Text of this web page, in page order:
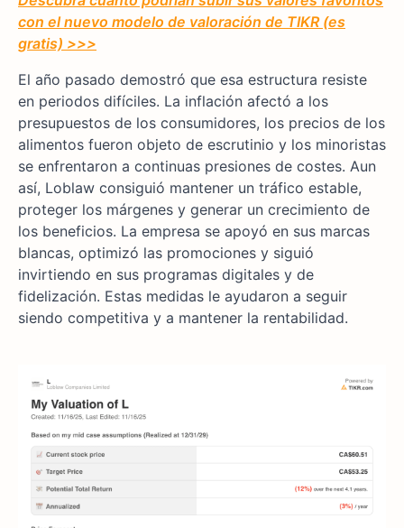
con el nuevo modelo de valoración de TIKR (es
gratis) >>>
El año pasado demostró que esa estructura resiste
en periodos difíciles. La inflación afectó a los
presupuestos de los consumidores, los precios de los
alimentos fueron objeto de escrutinio y los minoristas
se enfrentaron a continuas presiones de costes. Aun
así, Loblaw consiguió mantener un tráfico estable,
proteger los márgenes y generar un crecimiento de
los beneficios. La empresa se apoyó en sus marcas
blancas, optimizó las promociones y siguió
invirtiendo en sus programas digitales y de
fidelización. Estas medidas le ayudaron a seguir
siendo competitiva y a mantener la rentabilidad.